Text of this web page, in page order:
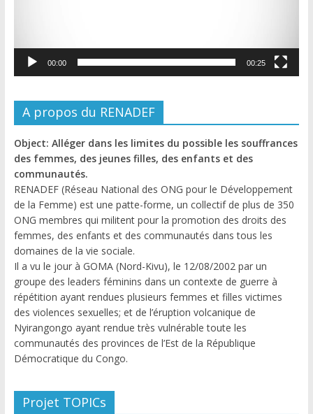
00:00 00:25
A propos du RENADEF
Object: Alléger dans les limites du possible les souffrances
des femmes, des jeunes filles, des enfants et des
communautés.
RENADEF (Réseau National des ONG pour le Développement
de la Femme) est une patte-forme, un collectif de plus de 350
ONG membres qui militent pour la promotion des droits des
femmes, des enfants et des communautés dans tous les
domaines de la vie sociale.
Il a vu le jour à GOMA (Nord-Kivu), le 12/08/2002 par un
groupe des leaders féminins dans un contexte de guerre à
répétition ayant rendues plusieurs femmes et filles victimes
des violences sexuelles; et de l’éruption volcanique de
Nyirangongo ayant rendue très vulnérable toute les
communautés des provinces de l’Est de la République
Démocratique du Congo.
Projet TOPICs